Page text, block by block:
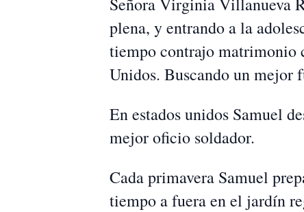
plena, y entrando a la
tiempo contrajo matrimonio
Unidos. Buscando un mejor
En estados unidos Samuel
mejor oficio soldador.
Cada primavera Samuel
tiempo a fuera en el jardín